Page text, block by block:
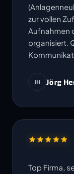
zur vollen
Aufnahmen
organisiert.
JH Jörg
Top Firma,